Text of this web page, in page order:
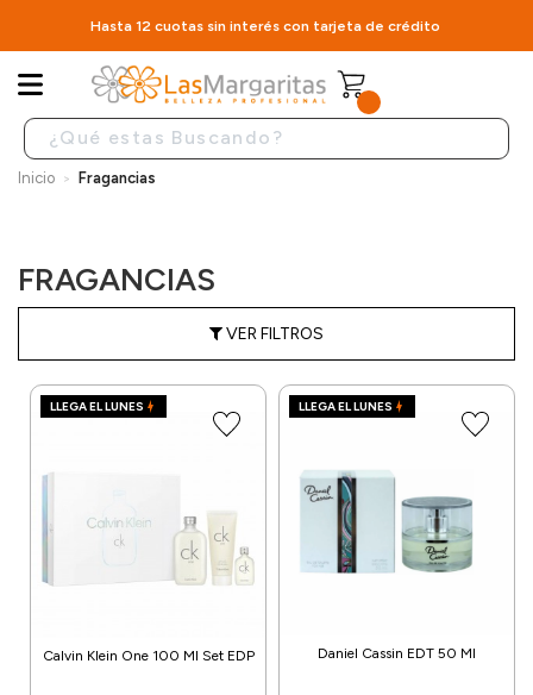
Hasta 12 cuotas sin interés con tarjeta de crédito
Inicio Fragancias
FRAGANCIAS
VER FILTROS
LLEGA EL LUNES
Calvin Klein One 100 Ml Set EDP
LLEGA EL LUNES
Daniel Cassin EDT 50 Ml